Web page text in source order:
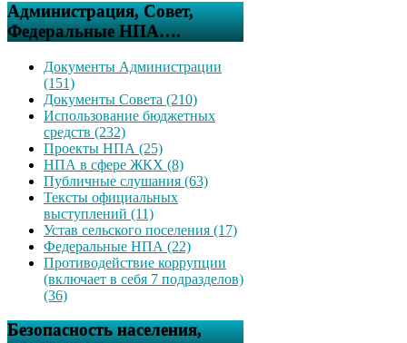
Администрация, Совет,
Федеральные НПА….
Документы Администрации
(151)
Документы Совета (210)
Использование бюджетных
средств (232)
Проекты НПА (25)
НПА в сфере ЖКХ (8)
Публичные слушания (63)
Тексты официальных
выступлений (11)
Устав сельского поселения (17)
Федеральные НПА (22)
Противодействие коррупции
(включает в себя 7 подразделов)
(36)
Безопасность населения,